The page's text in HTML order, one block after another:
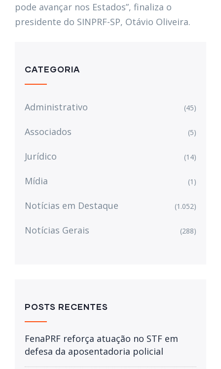
pode avançar nos Estados”, finaliza o
presidente do SINPRF-SP, Otávio Oliveira.
CATEGORIA
Administrativo (45)
Associados (5)
Jurídico (14)
Mídia (1)
Notícias em Destaque (1.052)
Notícias Gerais (288)
POSTS RECENTES
FenaPRF reforça atuação no STF em
defesa da aposentadoria policial